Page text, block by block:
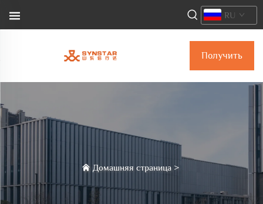
Получить
коммерческое
RU
Домашняя страница >